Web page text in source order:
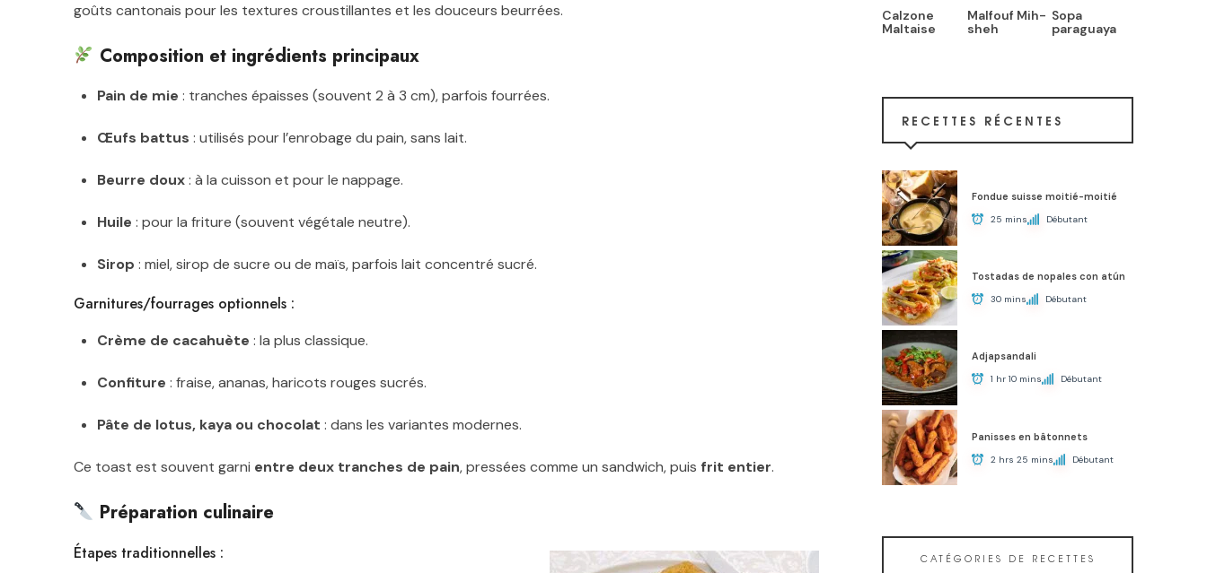
goûts cantonais pour les textures croustillantes et les douceurs beurrées.
Composition et ingrédients principaux
Pain de mie : tranches épaisses (souvent 2 à 3 cm), parfois fourrées.
Œufs battus : utilisés pour l’enrobage du pain, sans lait.
Beurre doux: à la cuisson et pour le nappage.
Huile : pour la friture (souvent végétale neutre).
Sirop : miel, sirop de sucre ou de maïs, parfois lait concentré sucré.
Garnitures/fourrages optionnels :
Crème de cacahuète : la plus classique.
Confiture : fraise, ananas, haricots rouges sucrés.
Pâte de lotus, kaya ou chocolat : dans les variantes modernes.
Ce toast est souvent garni entre deux tranches de pain, pressées comme un sandwich, puis frit entier.
Préparation culinaire
Étapes traditionnelles :
Calzone
Maltaise
Malfouf Mih-
sheh
Sopa
paraguaya
RECETTES RÉCENTES
Fondue suisse moitié-moitié
25 mins Débutant
Tostadas de nopales con atún
30 mins Débutant
Adjapsandali
1 hr 10 mins Débutant
Panisses en bâtonnets
2 hrs 25 mins Débutant
CATÉGORIES DE RECETTES